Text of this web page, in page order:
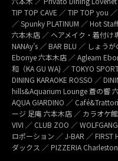
TIP TOP CAVE ／ TIP TOP you
／ Spunky PLATINUM ／ Hot
六本木店 ／ ヘアメイク・着付け
NANAy’s ／ BAR BLU ／ しょう
Ebonye 六本木店 ／ Agleam
和（KA GU WA) ／ TOKYO
DINING KARAOKE ROSSO ／
hills&Aquarium Lounge 蒼の響
AQUA GIARDINO ／
ージ 足庵 六本木店 ／ カラオケ
VIVI ／ CLUB ZOO ／
ロポーション ／ J-BAR ／
ダックス ／ PIZZERIA